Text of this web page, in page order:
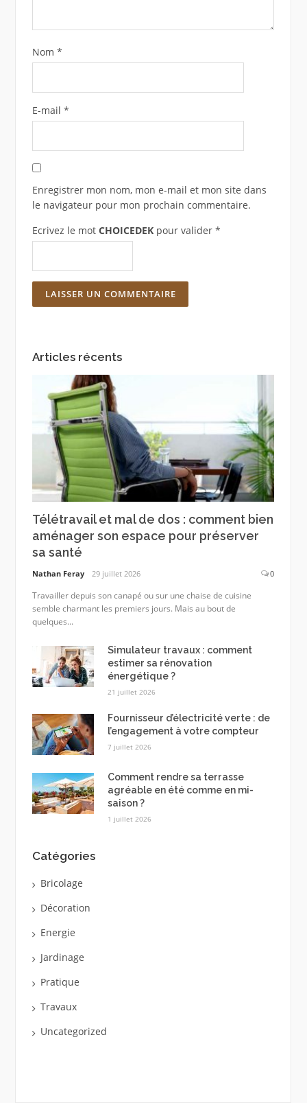
Nom *
E-mail *
Enregistrer mon nom, mon e-mail et mon site dans
le navigateur pour mon prochain commentaire.
Ecrivez le mot CHOICEDEKpour valider *
Articles récents
Télétravail et mal de dos : comment bien
aménager son espace pour préserver
sa santé
Nathan Feray 29 juillet 2026 0
Travailler depuis son canapé ou sur une chaise de cuisine
semble charmant les premiers jours. Mais au bout de
quelques...
Simulateur travaux : comment
estimer sa rénovation
énergétique ?
21 juillet 2026
Fournisseur d’électricité verte : de
l’engagement à votre compteur
7 juillet 2026
Comment rendre sa terrasse
agréable en été comme en mi-
saison ?
1 juillet 2026
Catégories
Bricolage
Décoration
Energie
Jardinage
Pratique
Travaux
Uncategorized